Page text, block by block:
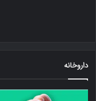
داروخانه